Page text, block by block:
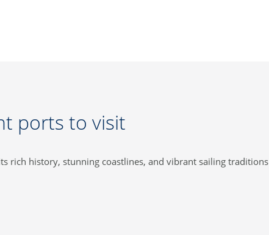
ports to visit
rich history, stunning coastlines, and vibrant sailing traditions